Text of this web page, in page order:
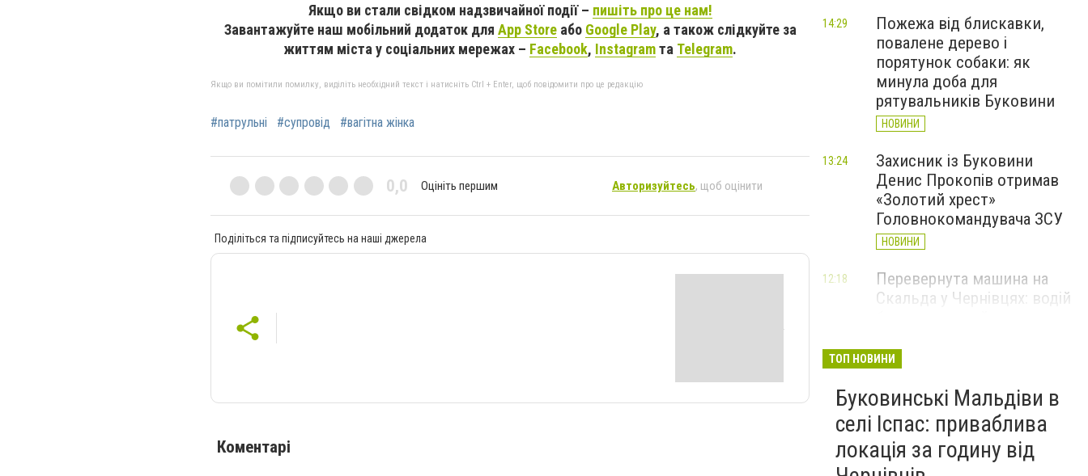
Якщо ви стали свідком надзвичайної події – пишіть про це нам!
Завантажуйте наш мобільний додаток для App Storeабо Google Play, а також слідкуйте за
життям міста у соціальних мережах – Facebook, Instagramта Telegram.
Якщо ви помітили помилку, виділіть необхідний текст і натисніть Ctrl + Enter, щоб повідомити про це редакцію
#патрульні #супровід #вагітна жінка
0,0 Оцініть першим Авторизуйтесь, щоб оцінити
Поділіться та підписуйтесь на наші джерела
Коментарі
Пожежа від блискавки,
повалене дерево і
порятунок собаки: як
минула доба для
рятувальників Буковини
НОВИНИ
14:29
Захисник із Буковини
Денис Прокопів отримав
«Золотий хрест»
Головнокомандувача ЗСУ
НОВИНИ
13:24
Перевернута машина на
Скальда у Чернівцях: водій
12:18
зафіксували новий
історичний температурний
максимум
НОВИНИ
ТОП НОВИНИ
Буковинські Мальдіви в
селі Іспас: приваблива
локація за годину від